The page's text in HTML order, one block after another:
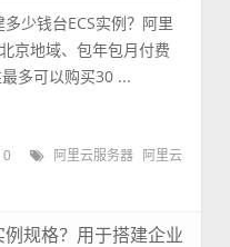
少钱台ECS实例？阿里
京地域、包年包月付费
多可以购买30 ...
0 阿里云服务器
阿里云
规格？用于搭建企业